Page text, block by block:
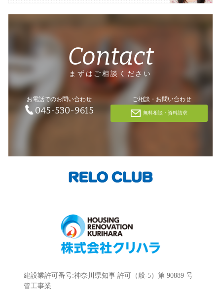
Contact
まずはご相談ください
お電話でのお問い合わせ
045-530-9615
ご相談・お問い合わせ
無料相談・資料請求
建設業許可番号:神奈川県知事 許可（般-5）第 90889 号
管工事業